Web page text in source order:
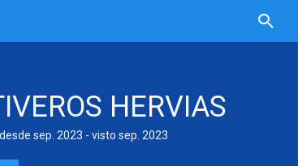
HERVIAS
desde sep. 2023 - visto sep. 2023